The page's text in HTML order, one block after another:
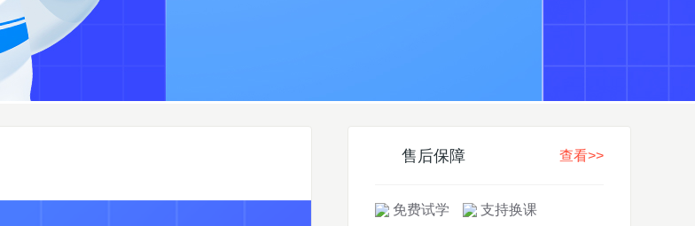
售后保障 查看>>
免费试学 支持换课